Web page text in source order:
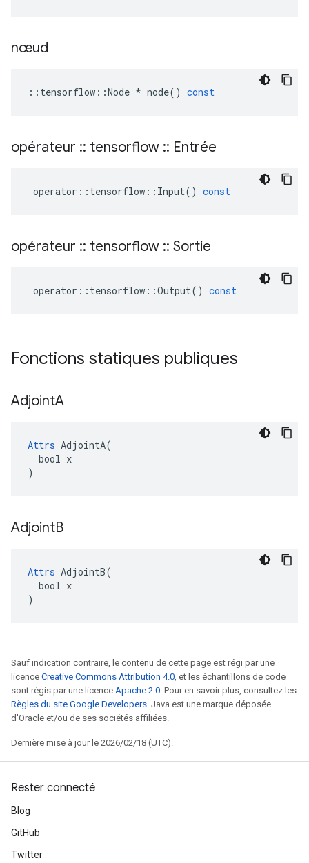
nœud
:: tensorflow ::Node * node() const
opérateur :: tensorflow :: Entrée
operator :: tensorflow :: Input() const
opérateur :: tensorflow :: Sortie
operator :: tensorflow ::Output() const
Fonctions statiques publiques
AdjointA
Attrs AdjointA(
  bool x
)
AdjointB
Attrs AdjointB(
  bool x
)
Sauf indication contraire, le contenu de cette page est régi par une
licence Creative Commons Attribution 4.0, et les échantillons de code
sont régis par une licence Apache 2.0. Pour en savoir plus, consultez les
Règles du site Google Developers. Java est une marque déposée
d'Oracle et/ou de ses sociétés affiliées.
Dernière mise à jour le 2026/02/18 (UTC).
Rester connecté
Blog
GitHub
Twitter